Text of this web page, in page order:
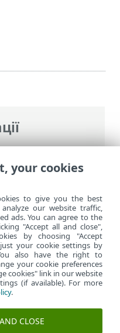
>ESET Bridge
Bridge>
і оновлень
your cookies
to give you the best
our website traffic,
ads. You can agree to the
"Accept all and close",
by choosing "Accept
your cookie settings by
also have the right to
your cookie preferences
cookies" link in our website
(if available). For more
.
CLOSE